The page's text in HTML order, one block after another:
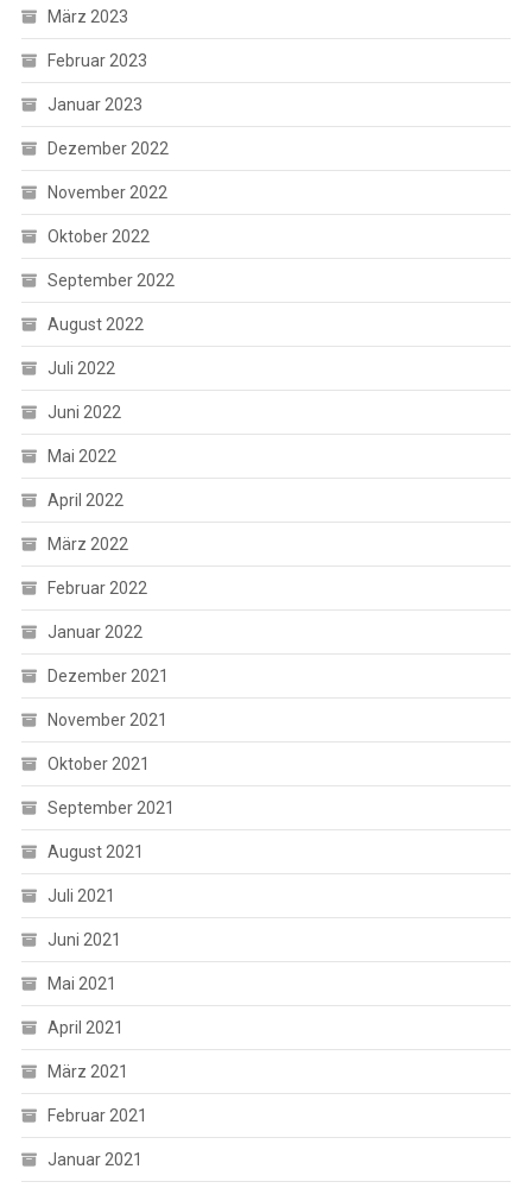
März 2023
Februar 2023
Januar 2023
Dezember 2022
November 2022
Oktober 2022
September 2022
August 2022
Juli 2022
Juni 2022
Mai 2022
April 2022
März 2022
Februar 2022
Januar 2022
Dezember 2021
November 2021
Oktober 2021
September 2021
August 2021
Juli 2021
Juni 2021
Mai 2021
April 2021
März 2021
Februar 2021
Januar 2021